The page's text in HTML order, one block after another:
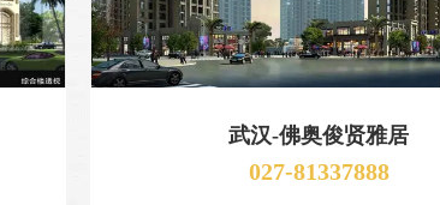
武汉-佛奥俊贤雅居
027-81337888